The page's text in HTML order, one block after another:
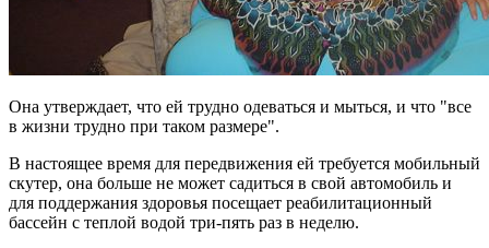
Она утверждает, что ей трудно одеваться и мыться, и что "все
в жизни трудно при таком размере".
В настоящее время для передвижения ей требуется мобильный
скутер, она больше не может садиться в свой автомобиль и
для поддержания здоровья посещает реабилитационный
бассейн с теплой водой три-пять раз в неделю.